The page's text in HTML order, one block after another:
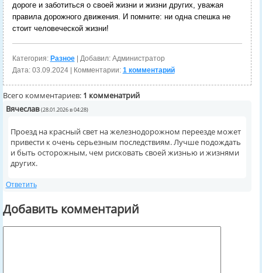
дороге и заботиться о своей жизни и жизни других, уважая
правила дорожного движения. И помните: ни одна спешка не
стоит человеческой жизни!
Категория: Разное| Добавил: Администратор
Дата: 03.09.2024| Комментарии: 1 комментарий
Всего комментариев: 1 комменатрий
Вячеслав (28.01.2026 в 04:28)
Проезд на красный свет на железнодорожном переезде может
привести к очень серьезным последствиям. Лучше подождать
и быть осторожным, чем рисковать своей жизнью и жизнями
других.
Ответить
Добавить комментарий